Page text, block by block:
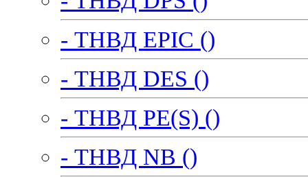
- ТНВД EPIC ()
- ТНВД DES ()
- ТНВД PE(S) ()
- ТНВД NB ()